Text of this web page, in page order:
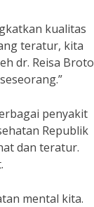
kualitas
teratur, kita
dr. Reisa Broto
penyakit
Republik
dan teratur.
mental kita.